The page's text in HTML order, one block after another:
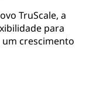
TruScale, a
para
crescimento